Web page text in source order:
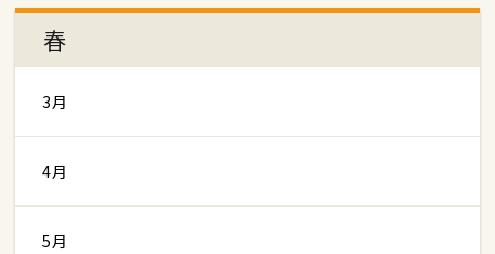
春
3月
4月
5月